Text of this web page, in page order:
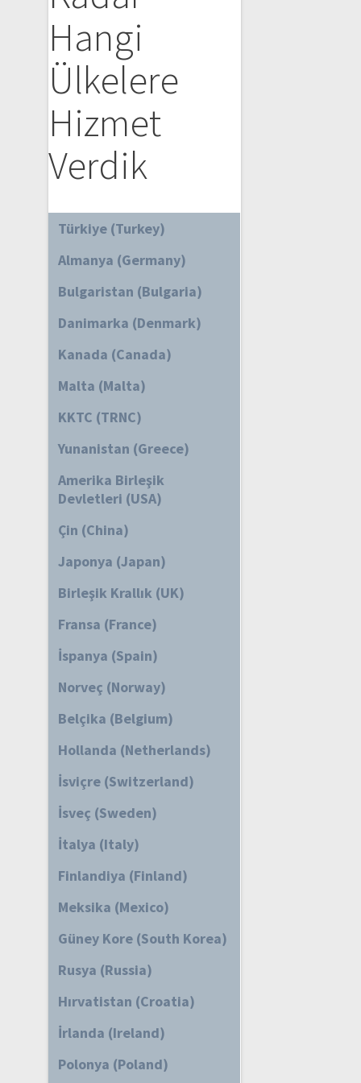
Hangi
Ülkelere
Hizmet
Verdik
Türkiye (Turkey)
Almanya (Germany)
Bulgaristan (Bulgaria)
Danimarka (Denmark)
Kanada (Canada)
Malta (Malta)
KKTC (TRNC)
Yunanistan (Greece)
Amerika Birleşik
Devletleri (USA)
Çin (China)
Japonya (Japan)
Birleşik Krallık (UK)
Fransa (France)
İspanya (Spain)
Norveç (Norway)
Belçika (Belgium)
Hollanda (Netherlands)
İsviçre (Switzerland)
İsveç (Sweden)
İtalya (Italy)
Finlandiya (Finland)
Meksika (Mexico)
Güney Kore (South Korea)
Rusya (Russia)
Hırvatistan (Croatia)
İrlanda (Ireland)
Polonya (Poland)